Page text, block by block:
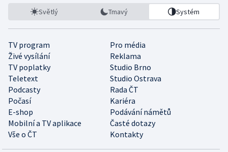
Světlý Tmavý Systém
TV program
Pro média
Živé vysílání
Reklama
TV poplatky
Studio Brno
Teletext
Studio Ostrava
Podcasty
Rada ČT
Počasí
Kariéra
E-shop
Podávání námětů
Mobilní a TV aplikace
Časté dotazy
Vše o ČT
Kontakty